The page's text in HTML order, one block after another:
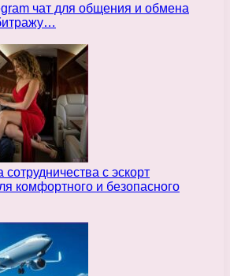
чат для общения и обмена
с эскорт
комфортного и безопасного